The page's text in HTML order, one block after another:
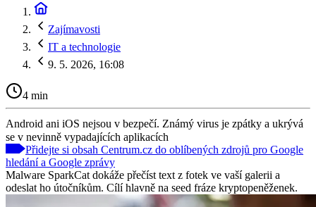
Zajímavosti
IT a technologie
9. 5. 2026, 16:08
4 min
Android ani iOS nejsou v bezpečí. Známý virus je zpátky a ukrývá
se v nevinně vypadajících aplikacích
Přidejte si obsah Centrum.cz do oblíbených zdrojů pro Google
hledání a Google zprávy
Malware SparkCat dokáže přečíst text z fotek ve vaší galerii a
odeslat ho útočníkům. Cílí hlavně na seed fráze kryptopeněženek.